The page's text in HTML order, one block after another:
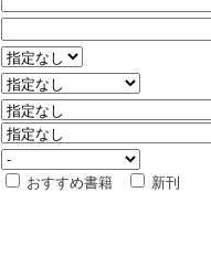
おすすめ書籍
新刊